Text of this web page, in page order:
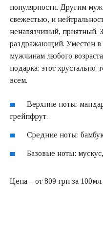
популярности. Другим
свежестью, и
ненавязчивый, приятный.
раздражающий. Уместен в
мужчинам любого
подарка: этот хрустально-
всем.
Верхние ноты:
грейпфрут.
Средние ноты:
Базовые ноты:
Цена – от 809 грн за 100мл.